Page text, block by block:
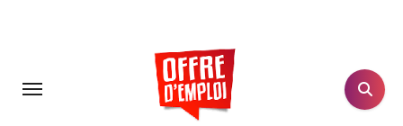
principal